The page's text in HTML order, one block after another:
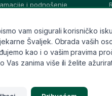
i podnošenje
ljekarnika
pitanja
vam osigurali korisničko
Švaljek. Obrada vaših
kao i o vašim pravima
zanima više ili želite